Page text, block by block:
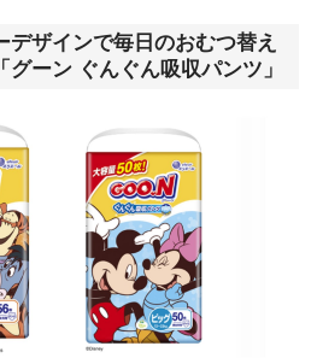
デザインで毎日のおむつ替え
ーン ぐんぐん吸収パンツ」